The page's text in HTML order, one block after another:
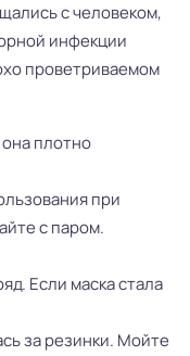
с человеком,
инфекции
проветриваемом
плотно
при
с паром.
Если маска стала
за резинки. Мойте